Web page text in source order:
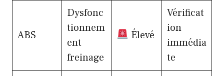
ABS
Dysfonc
tionnem
ent
freinage
Élevé
Vérificat
ion
immédia
te